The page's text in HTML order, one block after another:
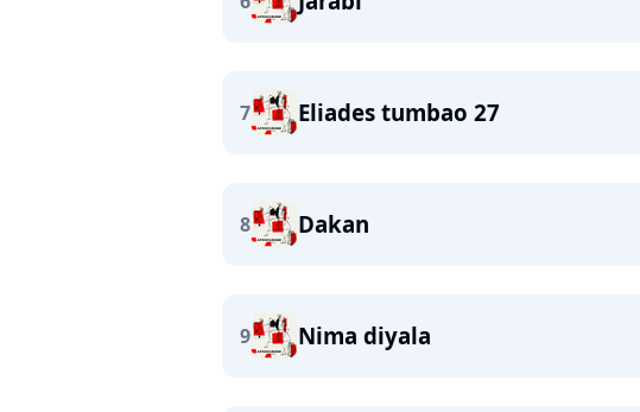
7 Eliades tumbao 27
8 Dakan
9 Nima diyala